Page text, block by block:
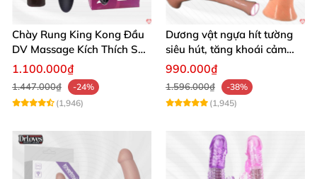
Chày Rung King Kong Đầu
DV Massage Kích Thích Sâu
Mạnh Mẽ
1.100.000₫
1.447.000₫
-24%
(1,946)
Dương vật ngựa hít tường
siêu hút, tăng khoái cảm
tận hưởng
990.000₫
1.596.000₫
-38%
(1,945)